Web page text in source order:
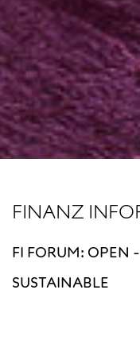
FINANZ
FI FORUM: OPEN
SUSTAINABLE